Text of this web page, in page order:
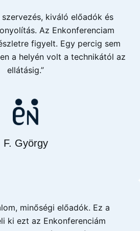
szervezés, kiváló előadók és
Az Enkonferenciam
figyelt. Egy percig sem
a helyén volt a technikától az
ellátásig.”
F. György
minőségi előadók. Ez a
ki ezt az Enkonferenciám